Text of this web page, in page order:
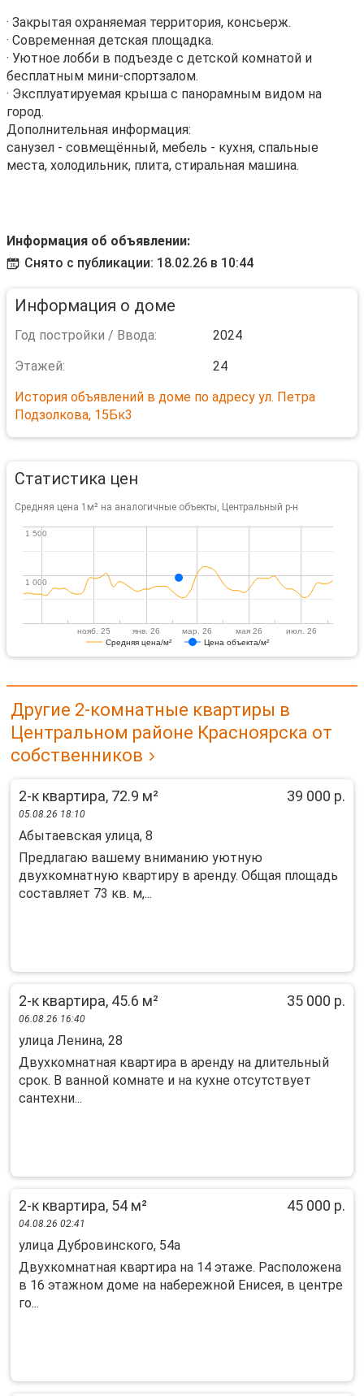
· Закрытая охраняемая территория, консьерж.
· Современная детская площадка.
· Уютное лобби в подъезде с детской комнатой и
бесплатным мини-спортзалом.
· Эксплуатируемая крыша с панорамным видом на
город.
Дополнительная информация:
санузел - совмещённый, мебель - кухня, спальные
места, холодильник, плита, стиральная машина.
Информация об объявлении:
Снято с публикации: 18.02.26 в 10:44
Информация о доме
Год постройки / Ввода:
2024
Этажей:
24
История объявлений в доме по адресу ул. Петра
Подзолкова, 15Бк3
Статистика цен
Средняя цена 1м² на аналогичные объекты, Центральный р-н
Средняя цена/м² Цена объекта/м²
нояб. 25 янв. 26 мар. 26 мая 26 июл. 26
1 000
1 000
1 500
1 500
Другие 2-комнатные квартиры в
Центральном районе Красноярска от
собственников
2-к квартира, 72.9 м² 39 000 р.
05.08.26 18:10
Абытаевская улица, 8
Предлагаю вашему вниманию уютную
двухкомнатную квартиру в аренду. Общая площадь
составляет 73 кв. м,...
2-к квартира, 45.6 м² 35 000 р.
06.08.26 16:40
улица Ленина, 28
Двухкомнатная квартира в аренду на длительный
срок. В ванной комнате и на кухне отсутствует
сантехни...
2-к квартира, 54 м² 45 000 р.
04.08.26 02:41
улица Дубровинского, 54а
Двухкомнатная квартира на 14 этаже. Расположена
в 16 этажном доме на набережной Енисея, в центре
го...